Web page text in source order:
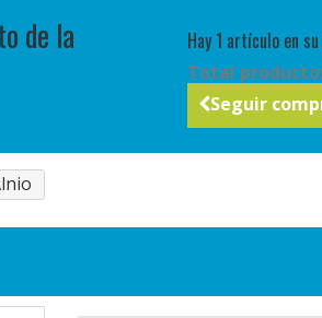
de la Hay 1 artículo en
Total
Seguir